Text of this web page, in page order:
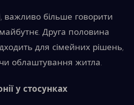
важливо більше говорити
майбутнє. Друга половина
для сімейних рішень,
облаштування житла.
у стосунках